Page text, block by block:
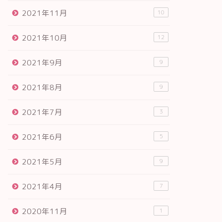
2021年11月 10
2021年10月 12
2021年9月 9
2021年8月 9
2021年7月 3
2021年6月 5
2021年5月 9
2021年4月 7
2020年11月 1